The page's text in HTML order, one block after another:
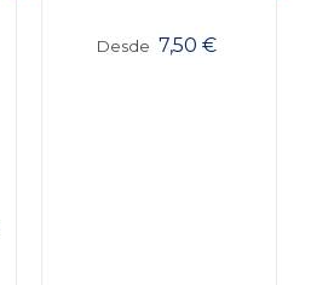
Desde 7,50€